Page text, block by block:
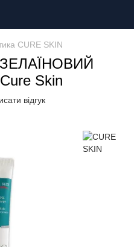
CURE SKIN
Skin
відгук